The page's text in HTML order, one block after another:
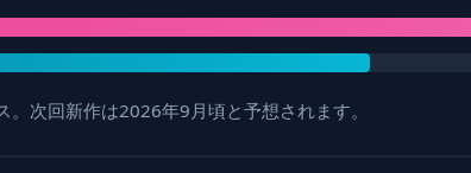
次回新作は2026年9月頃と予想されます。